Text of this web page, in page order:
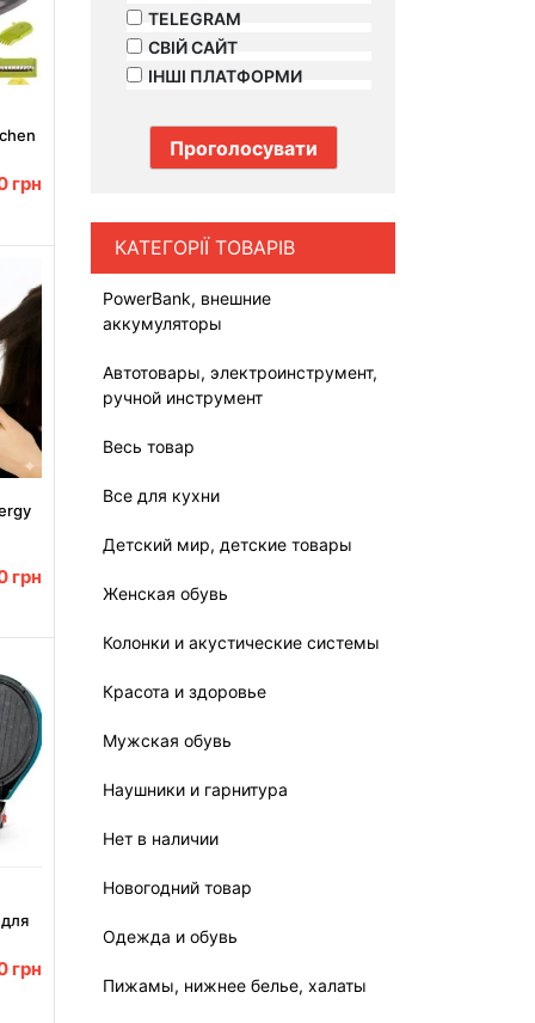
грн
грн
грн
TELEGRAM
СВІЙ САЙТ
ІНШІ ПЛАТФОРМИ
КАТЕГОРІЇ ТОВАРІВ
PowerBank, внешние
аккумуляторы
Автотовары, электроинструмент,
ручной инструмент
Весь товар
Все для кухни
Детский мир, детские товары
Женская обувь
Колонки и акустические системы
Красота и здоровье
Мужская обувь
Наушники и гарнитура
Нет в наличии
Новогодний товар
Одежда и обувь
Пижамы, нижнее белье, халаты